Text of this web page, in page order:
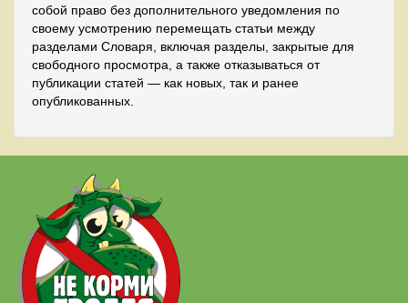
собой право без дополнительного уведомления по
своему усмотрению перемещать статьи между
разделами Словаря, включая разделы, закрытые для
свободного просмотра, а также отказываться от
публикации статей — как новых, так и ранее
опубликованных.